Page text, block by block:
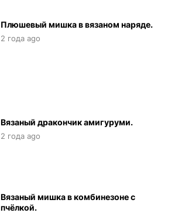
Плюшевый мишка в вязаном наряде.
2 года ago
Вязаный дракончик амигуруми.
2 года ago
Вязаный мишка в комбинезоне с
пчёлкой.